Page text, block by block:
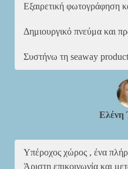
Εξαιρετική φωτογράφηση
Δημιουργικό πνεύμα και
Συστήνω τη seaway
Ελένη
Υπέροχος χώρος , ένα
Άριστη επικοινωνία και